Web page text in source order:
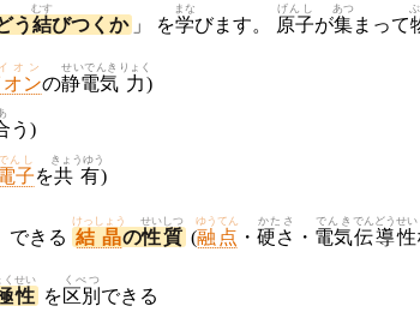
う結
むす
びつくか 」 を学
まな
びます。 原子
げんし
が集
あつ
まって
オン
オン
の静電気
せいでんき
力
りょく
)
う)
子
んし
を共有
きょうゆう
)
できる 結晶
けっしょう
の性質
せいしつ
(融点
ゆうてん
・ 硬さ
かたさ
・ 電気
でんき
伝導
でんどう
性
せい
性
くせい
を区別
くべつ
できる